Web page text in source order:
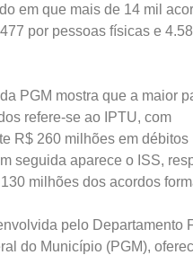
em que mais de 14 mil
por pessoas físicas e
PGM mostra que a maior
refere-se ao IPTU, com
R$ 260 milhões em débitos
seguida aparece o ISS,
milhões dos acordos
pelo Departamento
do Município (PGM),